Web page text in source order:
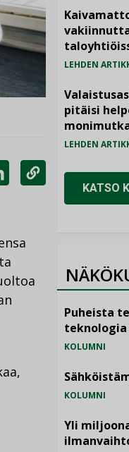
LINKEDINISSÄ
LINKKI
LEHDEN
pitäisi
LEHDEN
KATSO
Puheista
KOLUMNI
KOLUMNI
Yli